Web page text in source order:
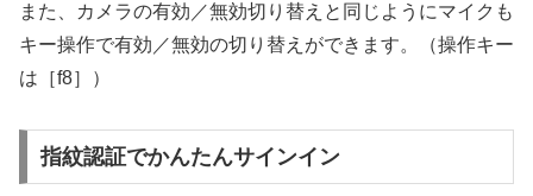
また、カメラの有効／無効切り替えと同じようにマイクも
キー操作で有効／無効の切り替えができます。（操作キー
は［f8］）
指紋認証でかんたんサインイン